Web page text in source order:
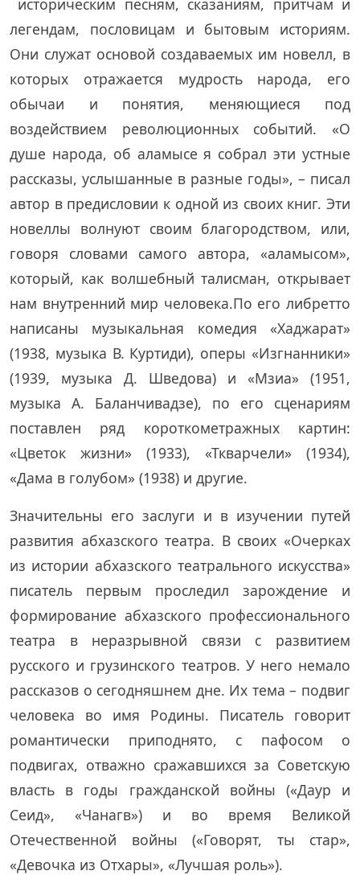
историческим песням, сказаниям, притчам и
легендам, пословицам и бытовым историям.
Они служат основой создаваемых им новелл, в
которых отражается мудрость народа, его
обычаи и понятия, меняющиеся под
воздействием революционных событий. «О
душе народа, об аламысе я собрал эти устные
рассказы, услышанные в разные годы», – писал
автор в предисловии к одной из своих книг. Эти
новеллы волнуют своим благородством, или,
говоря словами самого автора, «аламысом»,
который, как волшебный талисман, открывает
нам внутренний мир человека.По его либретто
написаны музыкальная комедия «Хаджарат»
(1938, музыка В. Куртиди), оперы «Изгнанники»
(1939, музыка Д. Шведова) и «Мзиа» (1951,
музыка А. Баланчивадзе), по его сценариям
поставлен ряд короткометражных картин:
«Цветок жизни» (1933), «Ткварчели» (1934),
«Дама в голубом» (1938) и другие.
Значительны его заслуги и в изучении путей
развития абхазского театра. В своих «Очерках
из истории абхазского театрального искусства»
писатель первым проследил зарождение и
формирование абхазского профессионального
театра в неразрывной связи с развитием
русского и грузинского театров. У него немало
рассказов о сегодняшнем дне. Их тема – подвиг
человека во имя Родины. Писатель говорит
романтически приподнято, с пафосом о
подвигах, отважно сражавшихся за Советскую
власть в годы гражданской войны («Даур и
Сеид», «Чанагв») и во время Великой
Отечественной войны («Говорят, ты стар»,
«Девочка из Отхары», «Лучшая роль»).